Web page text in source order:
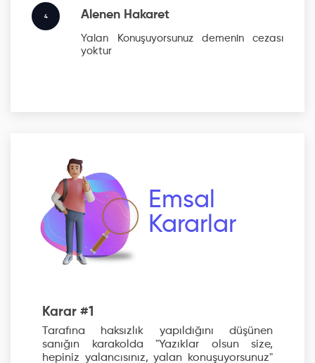
4 Alenen Hakaret
Yalan Konuşuyorsunuzdemenin cezası
yoktur
Emsal
Kararlar
Karar #1
Tarafına haksızlık yapıldığını düşünen
sanığın karakolda "Yazıklar olsun size,
hepiniz yalancısınız, yalan konuşuyorsunuz"